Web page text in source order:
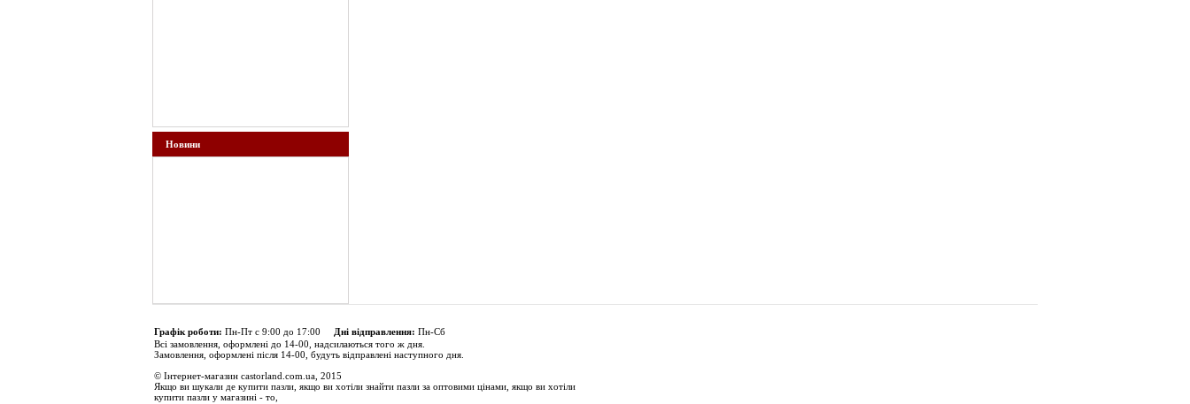
Новини
Графік роботи: Пн-Пт с 9:00 до 17:00 Дні відправлення: Пн-Сб
Всі замовлення, оформлені до 14-00, надсилаються того ж дня.
Замовлення, оформлені після 14-00, будуть відправлені наступного дня.
© Інтернет-магазин castorland.com.ua, 2015
Якщо ви шукали де купити пазли, якщо ви хотіли знайти пазли за оптовими цінами, якщо ви хотіли
купити пазли у магазині - то,